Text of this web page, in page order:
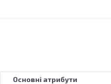
Основні атрибути